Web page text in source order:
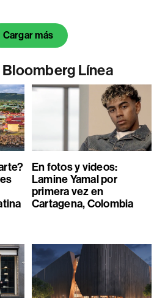
Cargar más
Línea
En fotos y videos:
Lamine Yamal por
primera vez en
Cartagena, Colombia